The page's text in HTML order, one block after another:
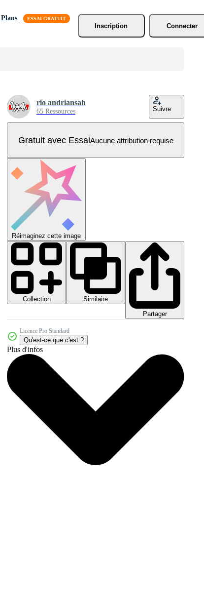
Plans
Inscription
Connecter
rio andriansah
65 Ressources Suivre
Gratuit avec EssaiAucune attribution requise
Réimaginez cette image
Collection
Similaire
Partager
Licence Pro Standard
Qu'est-ce que c'est ?
Plus d'infos